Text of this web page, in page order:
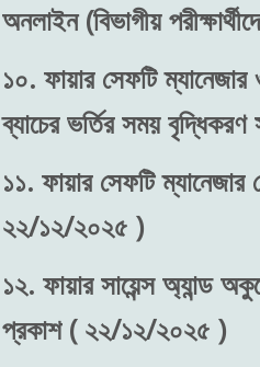
অনলাইন (বিভাগীয়
১০. ফায়ার সেফটি
ব্যাচের ভর্তির সময়
১১. ফায়ার সেফটি
২২/১২/২০২৫ )
১২. ফায়ার সায়েন্স অ্যান্ড
প্রকাশ ( ২২/১২/২০২৫ )